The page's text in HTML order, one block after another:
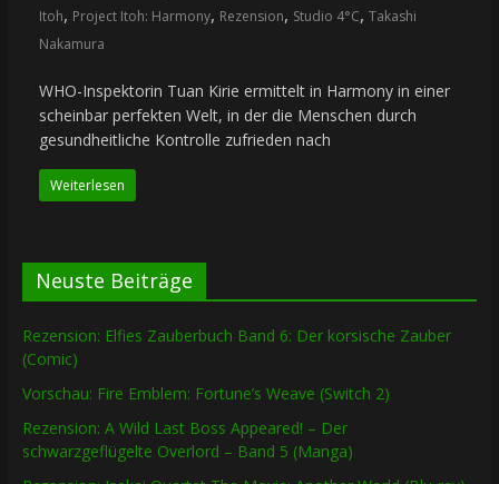
Itoh, Project Itoh: Harmony, Rezension, Studio 4°C, Takashi
Nakamura
WHO-Inspektorin Tuan Kirie ermittelt in Harmony in einer
scheinbar perfekten Welt, in der die Menschen durch
gesundheitliche Kontrolle zufrieden nach
Weiterlesen
Neuste Beiträge
Rezension: Elfies Zauberbuch Band 6: Der korsische Zauber
(Comic)
Vorschau: Fire Emblem: Fortune’s Weave (Switch 2)
Rezension: A Wild Last Boss Appeared! – Der
schwarzgeflügelte Overlord – Band 5 (Manga)